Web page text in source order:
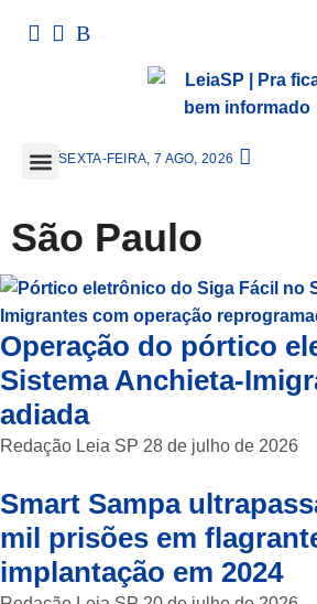
SEXTA-FEIRA, 7 AGO, 2026
São Paulo
Operação do pórtico
Sistema Anchieta-
adiada
Redação Leia SP 28 de julho de 2026
Smart Sampa
mil prisões em
implantação em 2024